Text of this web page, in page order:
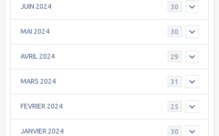
JUIN 2024 30
MAI 2024 30
AVRIL 2024 29
MARS 2024 31
FEVRIER 2024 25
JANVIER 2024 30